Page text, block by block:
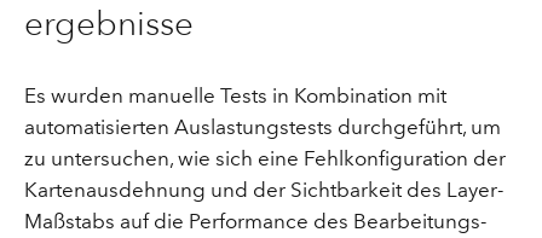
ergebnisse
Es wurden manuelle Tests in Kombination mit
automatisierten Auslastungstests durchgeführt, um
zu untersuchen, wie sich eine Fehlkonfiguration der
Kartenausdehnung und der Sichtbarkeit des Layer-
Maßstabs auf die Performance des Bearbeitungs-